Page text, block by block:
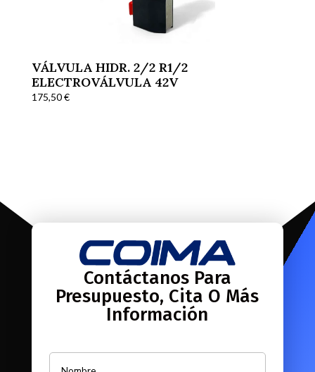
VÁLVULA HIDR. 2/2 R1/2
ELECTROVÁLVULA 42V
175,50€
Contáctanos Para
Presupuesto, Cita O Más
Información